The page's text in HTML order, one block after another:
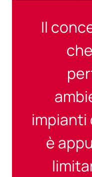
Il
impianti
è